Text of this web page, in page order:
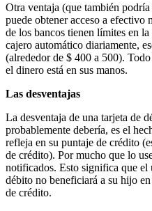
Otra ventaja (que también
puede obtener acceso a
de los bancos tienen límites en
cajero automático diariamente,
(alrededor de $ 400 a 500).
el dinero está en sus manos.
Las desventajas
La desventaja de una tarjeta de
probablemente debería, es el
refleja en su puntaje de crédito
de crédito). Por mucho que lo
notificados. Esto significa que el
débito no beneficiará a su hijo
de crédito.